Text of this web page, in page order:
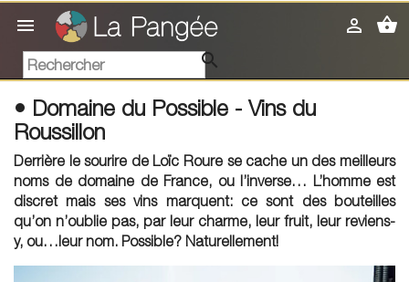
 shopping_basket


• Domaine du Possible - Vins du
Roussillon
Derrière le sourire de Loïc Roure se cache un des meilleurs
noms de domaine de France, ou l’inverse… L’homme est
discret mais ses vins marquent: ce sont des bouteilles
qu’on n’oublie pas, par leur charme, leur fruit, leur reviens-
y, ou…leur nom. Possible? Naturellement!